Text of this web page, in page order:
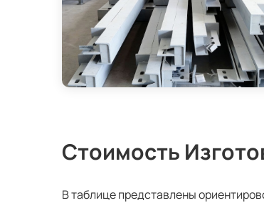
Стоимость
В таблице представлены